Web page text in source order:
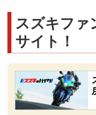
スズキファ
サイト！